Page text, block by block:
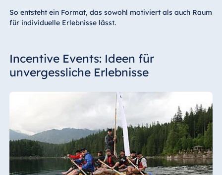
So entsteht ein Format, das sowohl motiviert als auch Raum
für individuelle Erlebnisse lässt.
Incentive Events: Ideen für
unvergessliche Erlebnisse